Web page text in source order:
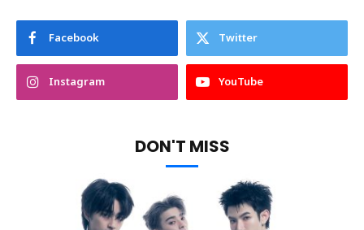
Facebook Twitter
Instagram YouTube
DON'T MISS